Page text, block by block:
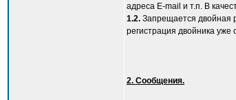
адреса Е-mail и т.п. В
1.2. Запрещается двойная
регистрация двойника
2. Сообщения.